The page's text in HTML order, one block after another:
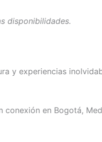
disponibilidades.
y experiencias
conexión en Bogotá,